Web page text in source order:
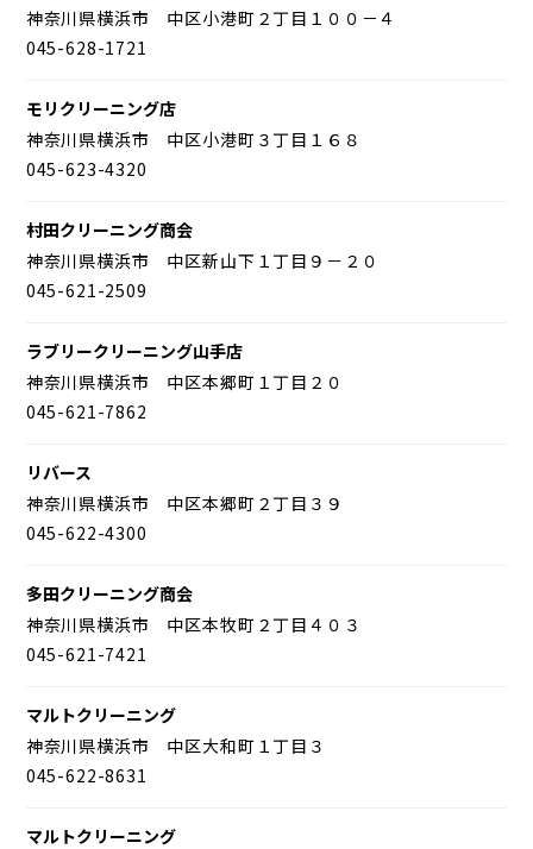
神奈川県横浜市 中区小港町２丁目１００－４
045-628-1721
モリクリーニング店
神奈川県横浜市 中区小港町３丁目１６８
045-623-4320
村田クリーニング商会
神奈川県横浜市 中区新山下１丁目９－２０
045-621-2509
ラブリークリーニング山手店
神奈川県横浜市 中区本郷町１丁目２０
045-621-7862
リバース
神奈川県横浜市 中区本郷町２丁目３９
045-622-4300
多田クリーニング商会
神奈川県横浜市 中区本牧町２丁目４０３
045-621-7421
マルトクリーニング
神奈川県横浜市 中区大和町１丁目３
045-622-8631
マルトクリーニング